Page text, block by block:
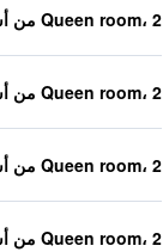
Queen room، 2 من أسرّة الكوين
Queen room، 2 من أسرّة الكوين
Queen room، 2 من أسرّة الكوين
Queen room، 2 من أسرّة الكوين